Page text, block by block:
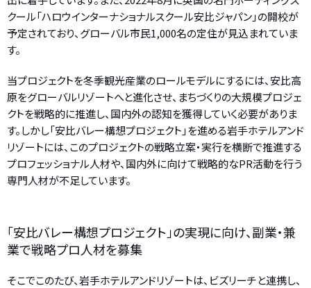
クール「ハロウインターナショナルスクール安比ジャパン」の開校が
予定されており、グローバル市民1,000名の定住が見込まれていま
す。
当プロジェクトを冬季観光産業のロールモデルにするには、安比高
原をグローバルリゾートへと進化させ、まちづくりの大規模プロジェ
クトを戦略的に推進し、国内外の認知を獲得していく必要がありま
す。しかし「安比バレー構想プロジェクト」を進める岩手ホテルアンド
リゾートには、このプロジェクトの戦略立案・実行を横断で推進する
プロフェッショナル人材や、国内外に向けて戦略的なPR活動を行う
専門人材が不足しています。
「安比バレー構想プロジェクト」の実現に向け、副業・兼
業で戦略プロ人材を募集
そこでこのたび、岩手ホテルアンドリゾートは、ビズリーチと連携し、